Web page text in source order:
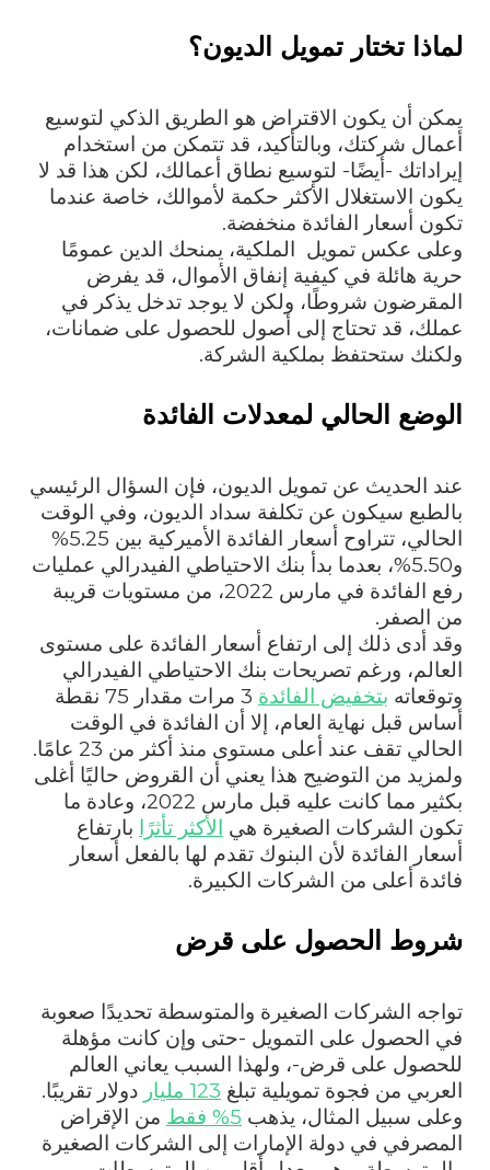
لماذا تختار تمويل الديون؟
يمكن أن يكون الاقتراض هو الطريق الذكي لتوسيع
أعمال شركتك، وبالتأكيد، قد تتمكن من استخدام
إيراداتك -أيضًا- لتوسيع نطاق أعمالك، لكن هذا قد لا
يكون الاستغلال الأكثر حكمة لأموالك، خاصة عندما
تكون أسعار الفائدة منخفضة.
وعلى عكس تمويل الملكية، يمنحك الدين عمومًا
حرية هائلة في كيفية إنفاق الأموال، قد يفرض
المقرضون شروطًا، ولكن لا يوجد تدخل يذكر في
عملك، قد تحتاج إلى أصول للحصول على ضمانات،
ولكنك ستحتفظ بملكية الشركة.
الوضع الحالي لمعدلات الفائدة
عند الحديث عن تمويل الديون، فإن السؤال الرئيسي
بالطبع سيكون عن تكلفة سداد الديون، وفي الوقت
الحالي، تتراوح أسعار الفائدة الأميركية بين 5.25%
و5.50%، بعدما بدأ بنك الاحتياطي الفيدرالي عمليات
رفع الفائدة في مارس 2022، من مستويات قريبة
من الصفر.
وقد أدى ذلك إلى ارتفاع أسعار الفائدة على مستوى
العالم، ورغم تصريحات بنك الاحتياطي الفيدرالي
وتوقعاته بتخفيض الفائدة
3 مرات مقدار 75 نقطة
أساس قبل نهاية العام، إلا أن الفائدة في الوقت
الحالي تقف عند أعلى مستوى منذ أكثر من 23 عامًا.
ولمزيد من التوضيح هذا يعني أن القروض حاليًا أغلى
بكثير مما كانت عليه قبل مارس 2022، وعادة ما
تكون الشركات الصغيرة هي الأكثر تأثرًا بارتفاع
أسعار الفائدة لأن البنوك تقدم لها بالفعل أسعار
فائدة أعلى من الشركات الكبيرة.
شروط الحصول على قرض
تواجه الشركات الصغيرة والمتوسطة تحديدًا صعوبة
في الحصول على التمويل -حتى وإن كانت مؤهلة
للحصول على قرض-، ولهذا السبب يعاني العالم
العربي من فجوة تمويلية تبلغ 123 مليار
دولار تقريبًا.
وعلى سبيل المثال، يذهب 5% فقط
من الإقراض
المصرفي في دولة الإمارات إلى الشركات الصغيرة